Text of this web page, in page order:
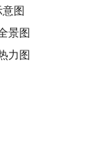
图
景图
力图